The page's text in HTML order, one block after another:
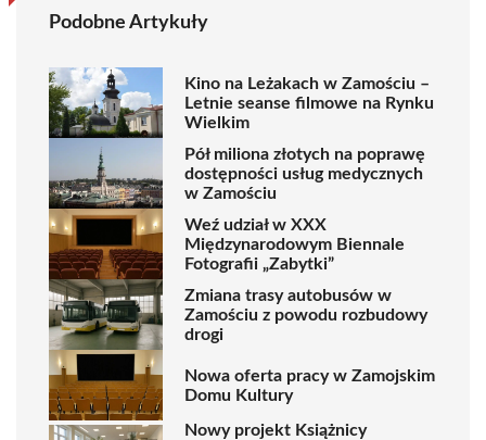
Podobne Artykuły
Kino na Leżakach w Zamościu –
Letnie seanse filmowe na Rynku
Wielkim
Pół miliona złotych na poprawę
dostępności usług medycznych
w Zamościu
Weź udział w XXX
Międzynarodowym Biennale
Fotografii „Zabytki”
Zmiana trasy autobusów w
Zamościu z powodu rozbudowy
drogi
Nowa oferta pracy w Zamojskim
Domu Kultury
Nowy projekt Książnicy